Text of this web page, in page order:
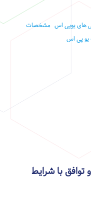
های یوپی اس مشخصات
یو پی اس
با شرایط